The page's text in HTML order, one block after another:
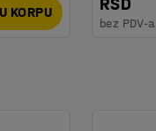
KORPU
bez PDV-a